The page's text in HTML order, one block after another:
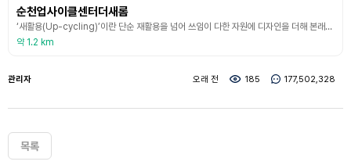
순천업사이클센터더새롬
‘새활용(Up-cycling)’이란 단순 재활용을 넘어 쓰임이 다한 자원에 디자인을 더해 본래보다 더 가치 있는 제품으로 재탄생시키는 것을 말한다. 업사이클센터는 이러한 새활용(업사이클)에 대한 모든것을 보고, 배우고, 경험할 수 있는 새활용 복합 문화 공간으로서 2019년 5월 31일 개관했다. 순천업싸이클센터 곳곳에는 체험 공간이 마련되어 있는데 1층 놀이체험장에서는 미래세대인 어린이들이 폐스크린 도어 조각들로 순천만의 식물을 만들어보거나, 자투리
약 1.2 km
관리자 오래 전 185 177,502,328
목록